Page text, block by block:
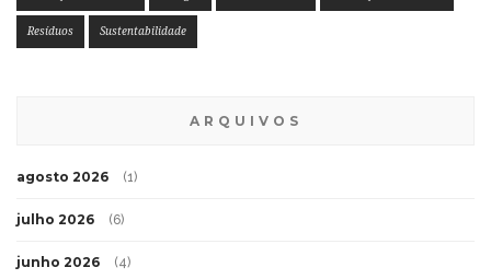
Resíduos Sustentabilidade
ARQUIVOS
agosto 2026 (1)
julho 2026 (6)
junho 2026 (4)